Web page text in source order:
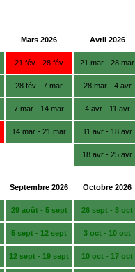
Mars 2026 Avril 2026
21 fév - 28 fév 21 mar - 28 mar
28 fév - 7 mar 28 mar - 4 avr
7 mar - 14 mar 4 avr - 11 avr
14 mar - 21 mar 11 avr - 18 avr
18 avr - 25 avr
Septembre 2026 Octobre 2026
29 août - 5 sept 26 sept - 3 oct
5 sept - 12 sept 3 oct - 10 oct
12 sept - 19 sept 10 oct - 17 oct